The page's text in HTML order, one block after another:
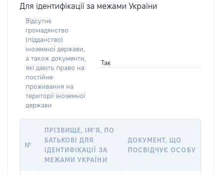
Для ідентифікації за межами України
Відсутнє
громадянство
(підданство)
іноземної держави,
а також документи,
які дають право на
постійне
проживання на
території іноземної
держави
Так
№
ПРІЗВИЩЕ, ІМ’Я, ПО
БАТЬКОВІ ДЛЯ
ІДЕНТИФІКАЦІЇ ЗА
МЕЖАМИ УКРАЇНИ
ДОКУМЕНТ, ЩО
ПОСВІДЧУЄ ОСОБУ